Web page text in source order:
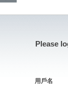
Please
用戶名